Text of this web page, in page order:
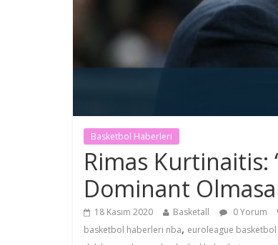
Basketbol Haberleri
Rimas Kurtinaitis:
Dominant
18 Kasım 2020 Basketall 0 Yorum
basketbol haberleri nba, euroleague